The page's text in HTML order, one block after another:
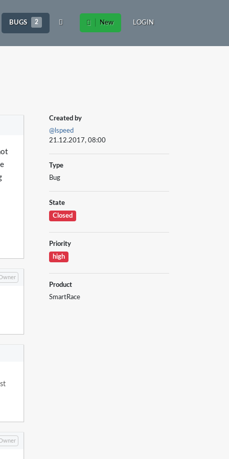
BUGS 2 New LOGIN
Created by
@lspeed
21.12.2017, 08:00
Type
Bug
State
Closed
Priority
high
Product
SmartRace